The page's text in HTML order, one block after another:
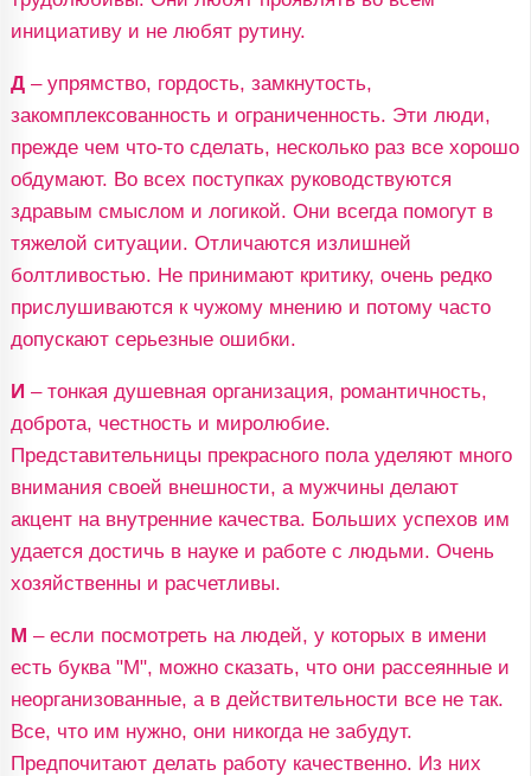
инициативу и не любят рутину.
Д– упрямство, гордость, замкнутость,
закомплексованность и ограниченность. Эти люди,
прежде чем что-то сделать, несколько раз все хорошо
обдумают. Во всех поступках руководствуются
здравым смыслом и логикой. Они всегда помогут в
тяжелой ситуации. Отличаются излишней
болтливостью. Не принимают критику, очень редко
прислушиваются к чужому мнению и потому часто
допускают серьезные ошибки.
И – тонкая душевная организация, романтичность,
доброта, честность и миролюбие.
Представительницы прекрасного пола уделяют много
внимания своей внешности, а мужчины делают
акцент на внутренние качества. Больших успехов им
удается достичь в науке и работе с людьми. Очень
хозяйственны и расчетливы.
М – если посмотреть на людей, у которых в имени
есть буква "М", можно сказать, что они рассеянные и
неорганизованные, а в действительности все не так.
Все, что им нужно, они никогда не забудут.
Предпочитают делать работу качественно. Из них